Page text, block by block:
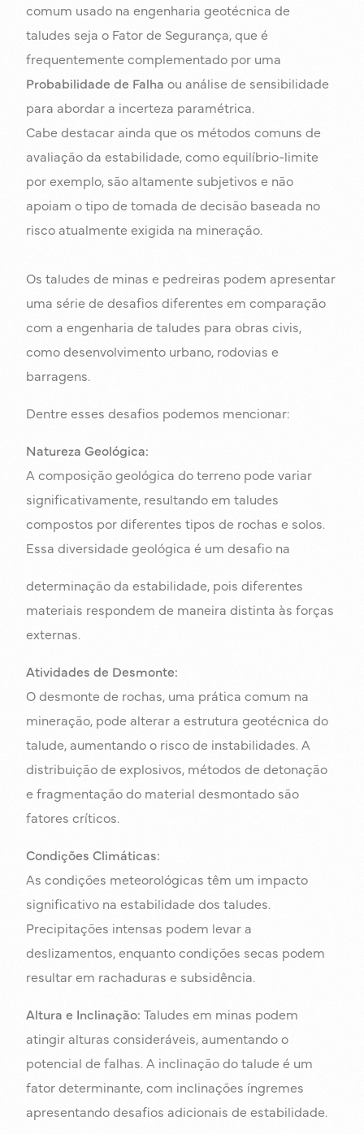
comum usado na engenharia geotécnica de
taludes seja o Fator de Segurança, que é
frequentemente complementado por uma
Probabilidade de Falha ou análise de sensibilidade
para abordar a incerteza paramétrica.
Cabe destacar ainda que os métodos comuns de
avaliação da estabilidade, como equilíbrio-limite
por exemplo, são altamente subjetivos e não
apoiam o tipo de tomada de decisão baseada no
risco atualmente exigida na mineração.
Os taludes de minas e pedreiras podem apresentar
uma série de desafios diferentes em comparação
com a engenharia de taludes para obras civis,
como desenvolvimento urbano, rodovias e
barragens.
Dentre esses desafios podemos mencionar:
Natureza Geológica:
A composição geológica do terreno pode variar
significativamente, resultando em taludes
compostos por diferentes tipos de rochas e solos.
Essa diversidade geológica é um desafio na
determinação da estabilidade, pois diferentes
materiais respondem de maneira distinta às forças
externas.
Atividades de Desmonte:
O desmonte de rochas, uma prática comum na
mineração, pode alterar a estrutura geotécnica do
talude, aumentando o risco de instabilidades. A
distribuição de explosivos, métodos de detonação
e fragmentação do material desmontado são
fatores críticos.
Condições Climáticas:
As condições meteorológicas têm um impacto
significativo na estabilidade dos taludes.
Precipitações intensas podem levar a
deslizamentos, enquanto condições secas podem
resultar em rachaduras e subsidência.
Altura e Inclinação: Taludes em minas podem
atingir alturas consideráveis, aumentando o
potencial de falhas. A inclinação do talude é um
fator determinante, com inclinações íngremes
apresentando desafios adicionais de estabilidade.